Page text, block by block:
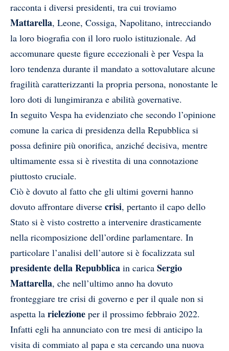
racconta i diversi presidenti, tra cui troviamo
Mattarella, Leone, Cossiga, Napolitano, intrecciando
la loro biografia con il loro ruolo istituzionale. Ad
accomunare queste figure eccezionali è per Vespa la
loro tendenza durante il mandato a sottovalutare alcune
fragilità caratterizzanti la propria persona, nonostante le
loro doti di lungimiranza e abilità governative.
In seguito Vespa ha evidenziato che secondo l’opinione
comune la carica di presidenza della Repubblica si
possa definire più onorifica, anziché decisiva, mentre
ultimamente essa si è rivestita di una connotazione
piuttosto cruciale.
Ciò è dovuto al fatto che gli ultimi governi hanno
dovuto affrontare diverse crisi, pertanto il capo dello
Stato si è visto costretto a intervenire drasticamente
nella ricomposizione dell’ordine parlamentare. In
particolare l’analisi dell’autore si è focalizzata sul
presidente della Repubblica in carica Sergio
Mattarella, che nell’ultimo anno ha dovuto
fronteggiare tre crisi di governo e per il quale non si
aspetta la rielezione per il prossimo febbraio 2022.
Infatti egli ha annunciato con tre mesi di anticipo la
visita di commiato al papa e sta cercando una nuova